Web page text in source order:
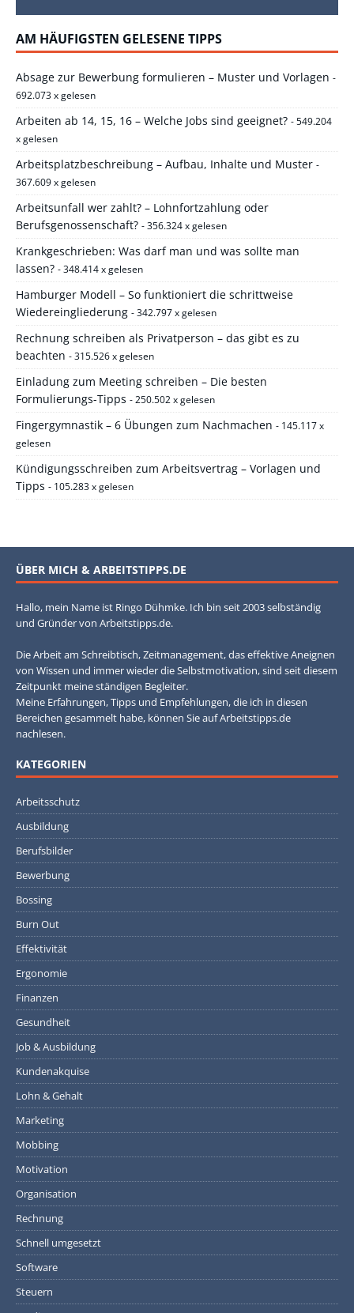
AM HÄUFIGSTEN GELESENE TIPPS
Absage zur Bewerbung formulieren – Muster und Vorlagen -
692.073 x gelesen
Arbeiten ab 14, 15, 16 – Welche Jobs sind geeignet? - 549.204
x gelesen
Arbeitsplatzbeschreibung – Aufbau, Inhalte und Muster -
367.609 x gelesen
Arbeitsunfall wer zahlt? – Lohnfortzahlung oder
Berufsgenossenschaft? - 356.324 x gelesen
Krankgeschrieben: Was darf man und was sollte man
lassen? - 348.414 x gelesen
Hamburger Modell – So funktioniert die schrittweise
Wiedereingliederung - 342.797 x gelesen
Rechnung schreiben als Privatperson – das gibt es zu
beachten - 315.526 x gelesen
Einladung zum Meeting schreiben – Die besten
Formulierungs-Tipps - 250.502 x gelesen
Fingergymnastik – 6 Übungen zum Nachmachen - 145.117 x
gelesen
Kündigungsschreiben zum Arbeitsvertrag – Vorlagen und
Tipps - 105.283 x gelesen
ÜBER MICH & ARBEITSTIPPS.DE
Hallo, mein Name ist Ringo Dühmke. Ich bin seit 2003 selbständig
und Gründer von Arbeitstipps.de.
Die Arbeit am Schreibtisch, Zeitmanagement, das effektive Aneignen
von Wissen und immer wieder die Selbstmotivation, sind seit diesem
Zeitpunkt meine ständigen Begleiter.
Meine Erfahrungen, Tipps und Empfehlungen, die ich in diesen
Bereichen gesammelt habe, können Sie auf Arbeitstipps.de
nachlesen.
KATEGORIEN
Arbeitsschutz
Ausbildung
Berufsbilder
Bewerbung
Bossing
Burn Out
Effektivität
Ergonomie
Finanzen
Gesundheit
Job & Ausbildung
Kundenakquise
Lohn & Gehalt
Marketing
Mobbing
Motivation
Organisation
Rechnung
Schnell umgesetzt
Software
Steuern